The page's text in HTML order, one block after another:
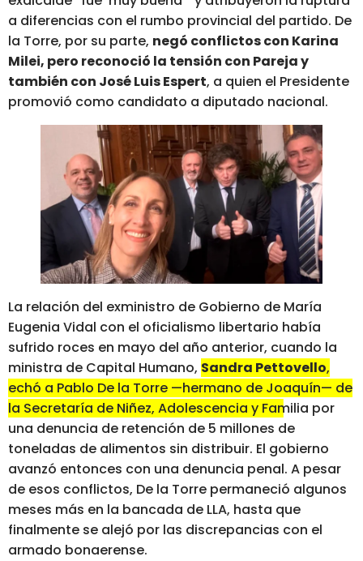
a diferencias con el rumbo provincial del partido. De
la Torre, por su parte, negó conflictos con Karina
Milei, pero reconoció la tensión con Pareja y
también con José Luis Espert, a quien el Presidente
promovió como candidato a diputado nacional.
La relación del exministro de Gobierno de María
Eugenia Vidal con el oficialismo libertario había
sufrido roces en mayo del año anterior, cuando la
ministra de Capital Humano, Sandra Pettovello,
echó a Pablo De la Torre —hermano de Joaquín— de
la Secretaría de Niñez, Adolescencia y Familia por
una denuncia de retención de 5 millones de
toneladas de alimentos sin distribuir. El gobierno
avanzó entonces con una denuncia penal. A pesar
de esos conflictos, De la Torre permaneció algunos
meses más en la bancada de LLA, hasta que
finalmente se alejó por las discrepancias con el
armado bonaerense.